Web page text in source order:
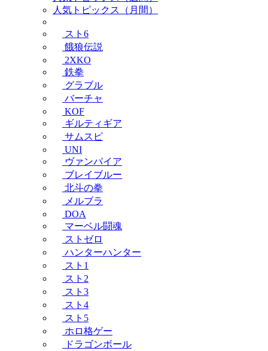
人気トピックス（月間）
スト6
餓狼伝説
2XKO
鉄拳
グラブル
バーチャ
KOF
ギルティギア
サムスピ
UNI
ヴァンパイア
ブレイブルー
北斗の拳
メルブラ
DOA
マーベル闘魂
ストゼロ
ハンターハンター
スト1
スト2
スト3
スト4
スト5
ホロ格ゲー
ドラゴンボール